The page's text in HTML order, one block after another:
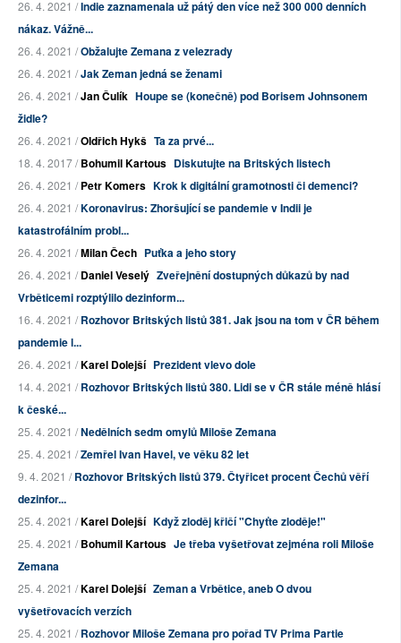
26. 4. 2021 /Indie zaznamenala už pátý den více než 300 000 denních
nákaz. Vážně...
26. 4. 2021 /Obžalujte Zemana z velezrady
26. 4. 2021 /Jak Zeman jedná se ženami
26. 4. 2021 /Jan Čulík Houpe se (konečně) pod Borisem Johnsonem
židle?
26. 4. 2021 /Oldřich Hykš Ta za prvé...
18. 4. 2017 /Bohumil Kartous Diskutujte na Britských listech
26. 4. 2021 /Petr Komers Krok k digitální gramotnosti či demenci?
26. 4. 2021 /Koronavirus: Zhoršující se pandemie v Indii je
katastrofálním probl...
26. 4. 2021 /Milan Čech Puťka a jeho story
26. 4. 2021 /Daniel Veselý Zveřejnění dostupných důkazů by nad
Vrběticemi rozptýlilo dezinform...
16. 4. 2021 /Rozhovor Britských listů 381. Jak jsou na tom v ČR během
pandemie l...
26. 4. 2021 /Karel Dolejší Prezident vlevo dole
14. 4. 2021 /Rozhovor Britských listů 380. Lidi se v ČR stále méně hlásí
k české...
25. 4. 2021 /Nedělních sedm omylů Miloše Zemana
25. 4. 2021 /Zemřel Ivan Havel, ve věku 82 let
9. 4. 2021 /Rozhovor Britských listů 379. Čtyřicet procent Čechů věří
dezinfor...
25. 4. 2021 /Karel Dolejší Když zloděj křičí "Chyťte zloděje!"
25. 4. 2021 /Bohumil Kartous Je třeba vyšetřovat zejména roli Miloše
Zemana
25. 4. 2021 /Karel Dolejší Zeman a Vrbětice, aneb O dvou
vyšetřovacích verzích
25. 4. 2021 /Rozhovor Miloše Zemana pro pořad TV Prima Partie